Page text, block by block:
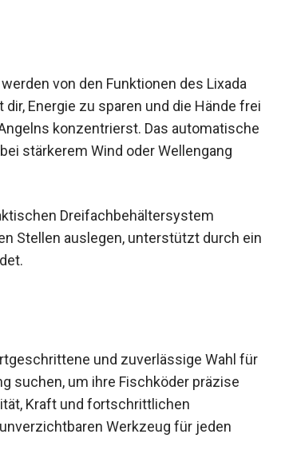
von den Funktionen des Lixada
Energie zu sparen und die Hände
Angelns konzentrierst. Das
Boot auch bei stärkerem Wind oder
Dreifachbehältersystem
Stellen auslegen, unterstützt durch
und zuverlässige Wahl
suchen, um ihre Fischköder
Stabilität, Kraft und fortschrittlichen
Werkzeug für jeden